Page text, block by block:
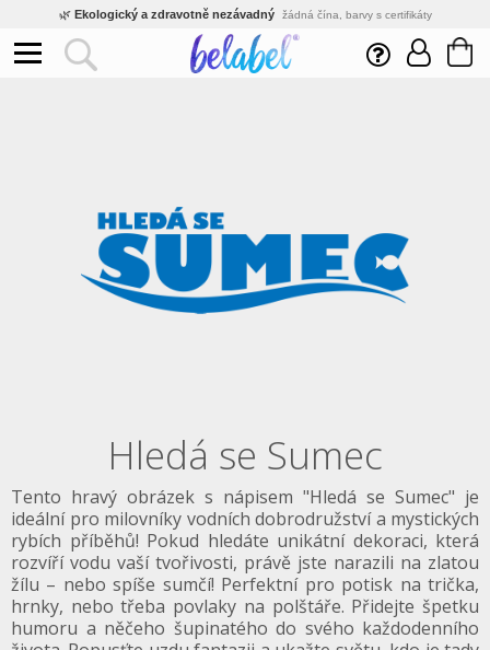
🌿 Ekologický a zdravotně nezávadný žádná čína, barvy s certifikáty
Inovativní výroba vlastní vývoj, nejnovější technologie
Rychlé dodání expedujeme do 24h
Hledá se Sumec
Tento hravý obrázek s nápisem "Hledá se Sumec" je
ideální pro milovníky vodních dobrodružství a mystických
rybích příběhů! Pokud hledáte unikátní dekoraci, která
rozvíří vodu vaší tvořivosti, právě jste narazili na zlatou
žílu – nebo spíše sumčí! Perfektní pro potisk na trička,
hrnky, nebo třeba povlaky na polštáře. Přidejte špetku
humoru a něčeho šupinatého do svého každodenního